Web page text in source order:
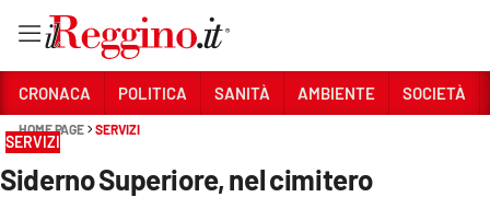
Sezioni
CRONACA
CRONACA POLITICA SANITÀ AMBIENTE SOCIETÀ
HOME PAGE SERVIZI
SERVIZI
Siderno Superiore, nel cimitero